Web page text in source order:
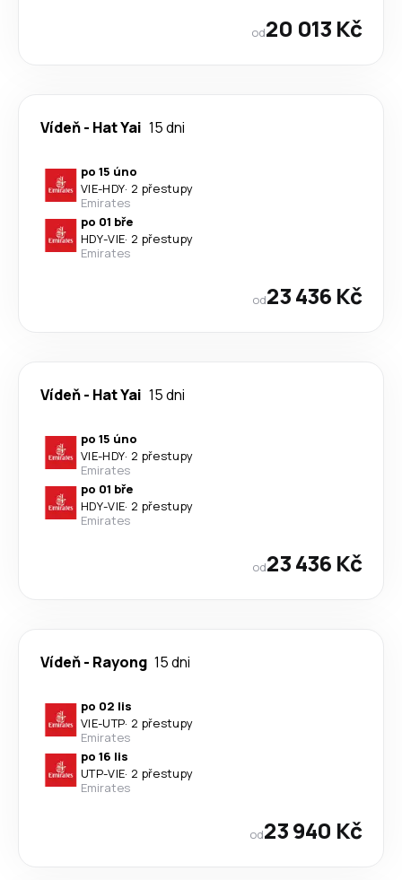
od20 013 Kč
Vídeň- Hat Yai 15 dni
po 15 úno
VIE-HDY· 2 přestupy
Emirates
po 01 bře
HDY-VIE· 2 přestupy
Emirates
od23 436 Kč
Vídeň- Hat Yai 15 dni
po 15 úno
VIE-HDY· 2 přestupy
Emirates
po 01 bře
HDY-VIE· 2 přestupy
Emirates
od23 436 Kč
Vídeň- Rayong 15 dni
po 02 lis
VIE-UTP· 2 přestupy
Emirates
po 16 lis
UTP-VIE· 2 přestupy
Emirates
od23 940 Kč